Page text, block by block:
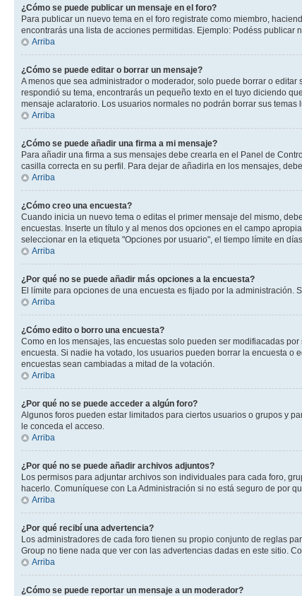
¿Cómo se puede publicar un mensaje en el foro?
Para publicar un nuevo tema en el foro registrate como miembro,
encontrarás una lista de acciones permitidas. Ejemplo: Podéss publicar
Arriba
¿Cómo se puede editar o borrar un mensaje?
A menos que sea administrador o moderador, solo puede borrar o
respondió su tema, encontrarás un pequeño texto en el tuyo diciendo
mensaje aclaratorio. Los usuarios normales no podrán borrar sus
Arriba
¿Cómo se puede añadir una firma a mi mensaje?
Para añadir una firma a sus mensajes debe crearla en el Panel de
casilla correcta en su perfil. Para dejar de añadirla en los mensajes,
Arriba
¿Cómo creo una encuesta?
Cuando inicia un nuevo tema o editas el primer mensaje del mismo,
encuestas. Inserte un título y al menos dos opciones en el campo
seleccionar en la etiqueta "Opciones por usuario", el tiempo límite en
Arriba
¿Por qué no se puede añadir más opciones a la encuesta?
El límite para opciones de una encuesta es fijado por la
Arriba
¿Cómo edito o borro una encuesta?
Como en los mensajes, las encuestas solo pueden ser modifiacadas
encuesta. Si nadie ha votado, los usuarios pueden borrar la encuesta
encuestas sean cambiadas a mitad de la votación.
Arriba
¿Por qué no se puede acceder a algún foro?
Algunos foros pueden estar limitados para ciertos usuarios o grupos y
le conceda el acceso.
Arriba
¿Por qué no se puede añadir archivos adjuntos?
Los permisos para adjuntar archivos son individuales para cada foro,
hacerlo. Comuníquese con La Administración si no está seguro de por
Arriba
¿Por qué recibí una advertencia?
Los administradores de cada foro tienen su propio conjunto de reglas
Group no tiene nada que ver con las advertencias dadas en este sitio.
Arriba
¿Cómo se puede reportar un mensaje a un moderador?